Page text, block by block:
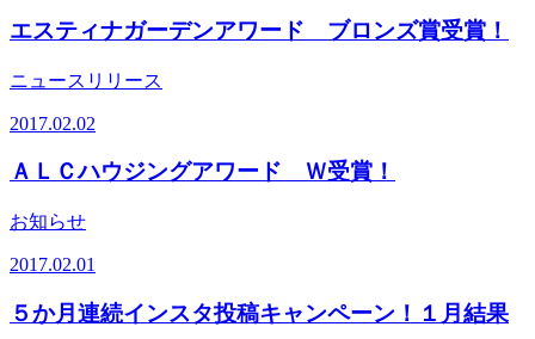
エスティナガーデンアワード ブロンズ賞受賞！
ニュースリリース
2017.02.02
ＡＬＣハウジングアワード Ｗ受賞！
お知らせ
2017.02.01
５か月連続インスタ投稿キャンペーン！１月結果